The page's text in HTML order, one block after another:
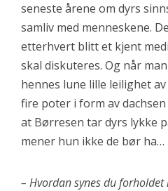
seneste årene om dyrs
samliv med menneskene.
etterhvert blitt et kjent
skal diskuteres. Og når
hennes lune lille leilighet
fire poter i form av
at Børresen tar dyrs lykke
mener hun ikke de bør ha…
– Hvordan synes du